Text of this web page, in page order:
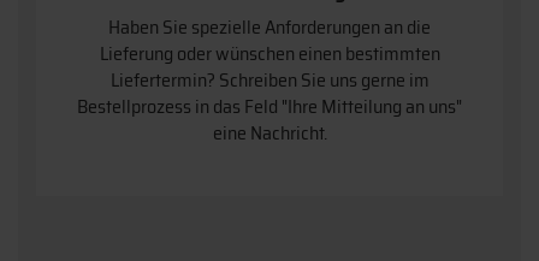
Haben Sie spezielle Anforderungen an die
Lieferung oder wünschen einen bestimmten
Liefertermin? Schreiben Sie uns gerne im
Bestellprozess in das Feld "Ihre Mitteilung an uns"
eine Nachricht.